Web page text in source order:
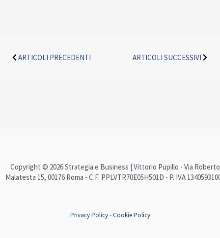
ARTICOLI PRECEDENTI
ARTICOLI SUCCESSIVI
Copyright © 2026 Strategia e Business | Vittorio Pupillo - Via Roberto
Malatesta 15, 00176 Roma - C.F. PPLVTR70E05H501D - P. IVA
Privacy Policy-Cookie Policy